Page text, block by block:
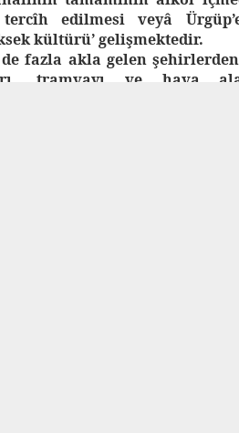
edilmesi veyâ
kültürü’ gelişmektedir.
fazla akla gelen
tramvayı ve hava
tarafından desteklenmektedir.